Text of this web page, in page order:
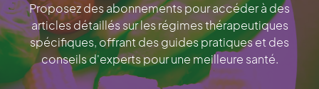
Proposez des abonnements pour accéder à des
articles détaillés sur les régimes thérapeutiques
spécifiques, offrant des guides pratiques et des
conseils d'experts pour une meilleure santé.